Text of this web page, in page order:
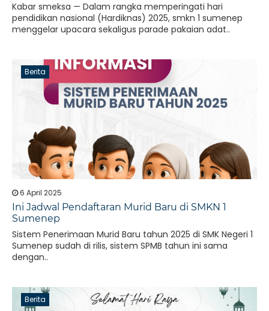
Kabar smeksa — Dalam rangka memperingati hari
pendidikan nasional (Hardiknas) 2025, smkn 1 sumenep
menggelar upacara sekaligus parade pakaian adat..
Berita
6 April 2025
Ini Jadwal Pendaftaran Murid Baru di SMKN 1
Sumenep
Sistem Penerimaan Murid Baru tahun 2025 di SMK Negeri 1
Sumenep sudah di rilis, sistem SPMB tahun ini sama
dengan..
Berita